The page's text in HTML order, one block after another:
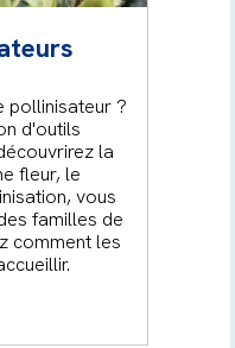
pollinisateur ?
d'outils
la
fleur, le
vous
familles de
comment les